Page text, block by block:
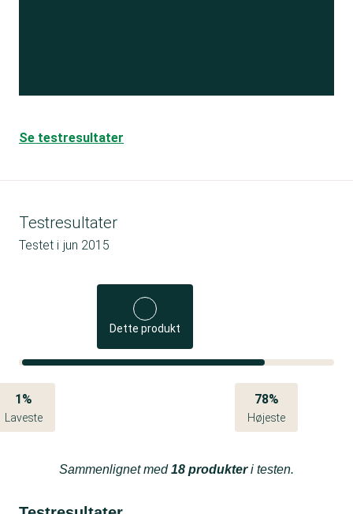
Se testresultater
Testresultater
Testet i jun 2015
Dette produkt
1%
Laveste
78%
Højeste
Sammenlignet med18 produkteri testen.